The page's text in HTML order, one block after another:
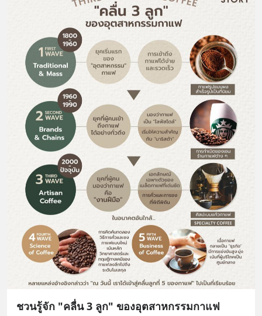
ชวนรู้จัก "คลื่น 3 ลูก" ของอุตสาหกรรมกาแฟ